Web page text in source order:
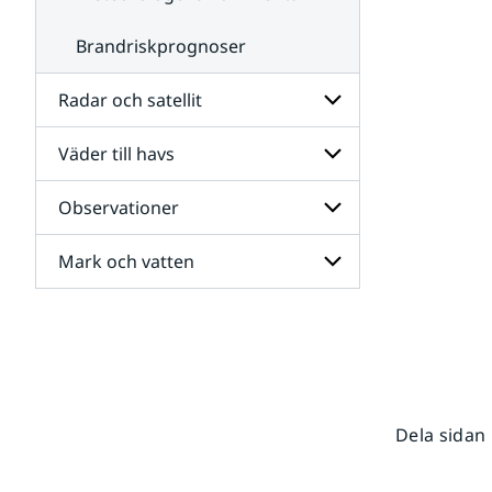
Brandriskprognoser
Radar och satellit
Undersidor
för
Radar
och
satellit
Väder till havs
Undersidor
för
Väder
till
havs
Observationer
Undersidor
för
Mark och vatten
Dela sidan